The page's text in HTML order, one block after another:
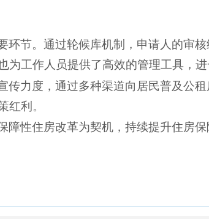
环节。通过轮候库机制，申请人的审
工作人员提供了高效的管理工具，进
力度，通过多种渠道向居民普及公
红利。
性住房改革为契机，持续提升住房